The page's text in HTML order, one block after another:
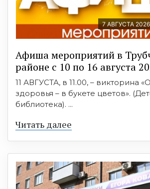
7 АВГУСТА
Афиша мероприятий в
районе с 10 по 16 августа
11 АВГУСТА, в 11.00, – викторина
здоровья – в букете цветов».
библиотека). ...
Читать далее